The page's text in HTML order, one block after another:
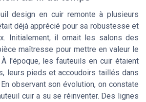
design en cuir remonte à plusieurs
déjà apprécié pour sa robustesse et
Initialement, il ornait les salons des
maîtresse pour mettre en valeur le
l'époque, les fauteuils en cuir étaient
leurs pieds et accoudoirs taillés dans
observant son évolution, on constate
cuir a su se réinventer. Des lignes